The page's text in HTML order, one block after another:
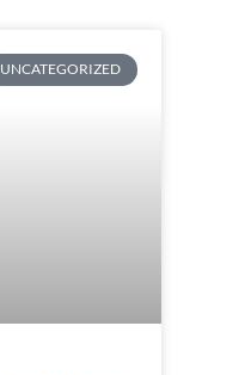
UNCATEGORIZED